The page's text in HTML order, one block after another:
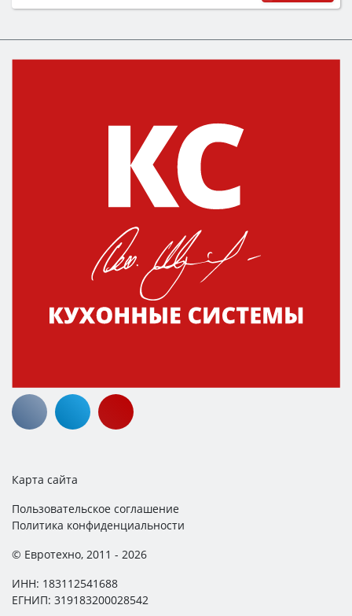
Карта сайта
Пользовательское соглашение
Политика конфиденциальности
© Евротехно, 2011 - 2026
ИНН: 183112541688
ЕГНИП: 319183200028542